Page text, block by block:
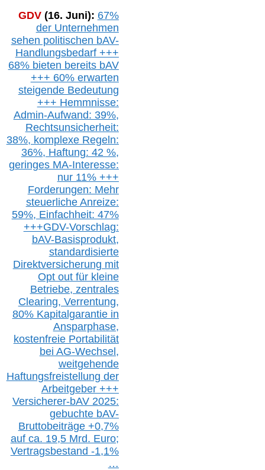
GDV (16. Juni): 67%
der Unternehmen
sehen politischen bAV-
Handlungsbedarf +++
68% bieten bereits bAV
+++ 60% erwarten
steigende Bedeutung
+++ Hemmnisse:
Admin-Aufwand: 39%,
Rechtsunsicherheit:
38%, komplexe Regeln:
36%, Haftung: 42 %,
geringes MA-Interesse:
nur 11% +++
Forderungen: Mehr
steuerliche Anreize:
59%, Einfachheit: 47%
+++GDV-Vorschlag:
bAV-Basisprodukt,
standardisierte
Direktversicherung mit
Opt outfür kleine
Betriebe, zentrales
Clearing, Verrentung,
80% Kapitalgarantie in
Ansparphase,
kostenfreie Portabilität
bei AG-Wechsel,
weitgehende
Haftungsfreistellung der
Arbeitgeber +++
Versicherer-bAV2025:
gebuchte bAV-
Bruttobeiträge +0,7%
auf ca. 19,5 Mrd. Euro;
Vertragsbestand -1,1%
…